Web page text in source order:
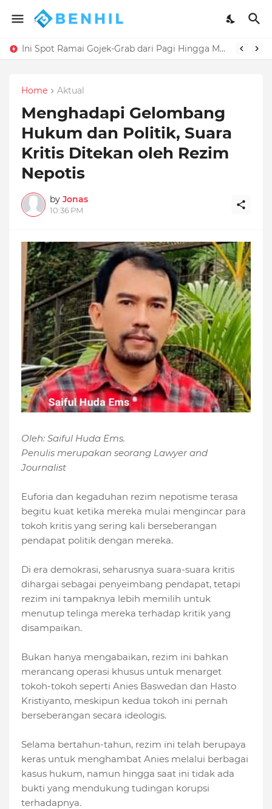
Ini Spot Ramai Gojek-Grab dari Pagi Hingga Malam
Home Aktual
Menghadapi Gelombang
Hukum dan Politik, Suara
Kritis Ditekan oleh Rezim
Nepotis
by Jonas
10:36 PM
Oleh: Saiful Huda Ems.
Penulis merupakan seorang Lawyer and
Journalist
Euforia dan kegaduhan rezim nepotisme terasa
begitu kuat ketika mereka mulai mengincar para
tokoh kritis yang sering kali berseberangan
pendapat politik dengan mereka.
Di era demokrasi, seharusnya suara-suara kritis
dihargai sebagai penyeimbang pendapat, tetapi
rezim ini tampaknya lebih memilih untuk
menutup telinga mereka terhadap kritik yang
disampaikan.
Bukan hanya mengabaikan, rezim ini bahkan
merancang operasi khusus untuk menarget
tokoh-tokoh seperti Anies Baswedan dan Hasto
Kristiyanto, meskipun kedua tokoh ini pernah
berseberangan secara ideologis.
Selama bertahun-tahun, rezim ini telah berupaya
keras untuk menghambat Anies melalui berbagai
kasus hukum, namun hingga saat ini tidak ada
bukti yang mendukung tudingan korupsi
terhadapnya.